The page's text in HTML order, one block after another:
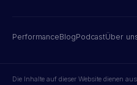
PerformanceBlogPodcastÜber
Die Inhalte auf dieser Website dienen